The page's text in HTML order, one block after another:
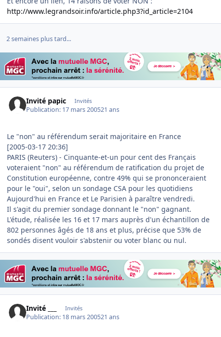
http://www.legrandsoir.info/article.php3?id_article=2104
2 semaines plus tard...
Invité papic Invités
Publication: 17 mars 200521 ans
Le "non" au référendum serait majoritaire en France
[2005-03-17 20:36]
PARIS (Reuters) - Cinquante-et-un pour cent des Français
voteraient "non" au référendum de ratification du projet de
Constitution européenne, contre 49% qui se prononceraient
pour le "oui", selon un sondage CSA pour les quotidiens
Aujourd'hui en France et Le Parisien à paraître vendredi.
Il s'agit du premier sondage donnant le "non" gagnant.
L'étude, réalisée les 16 et 17 mars auprès d'un échantillon de
802 personnes âgés de 18 ans et plus, précise que 53% de
sondés disent vouloir s'abstenir ou voter blanc ou nul.
Invité ___ Invités
Publication: 18 mars 200521 ans